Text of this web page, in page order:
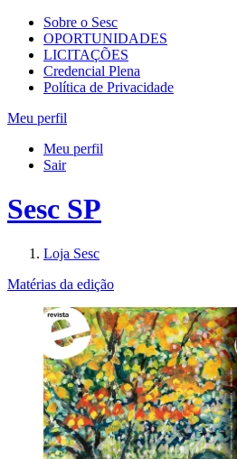
Sobre o Sesc
OPORTUNIDADES
LICITAÇÕES
Credencial Plena
Política de Privacidade
Meu perfil
Meu perfil
Sair
Sesc SP
Loja Sesc
Matérias da edição